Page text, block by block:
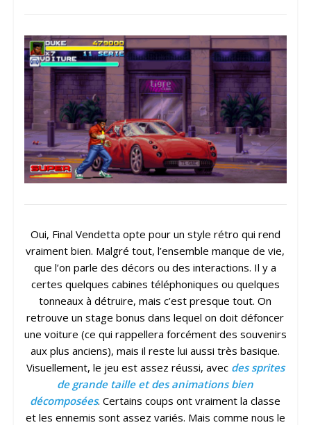
Oui, Final Vendetta opte pour un style rétro qui rend
vraiment bien. Malgré tout, l’ensemble manque de vie,
que l’on parle des décors ou des interactions. Il y a
certes quelques cabines téléphoniques ou quelques
tonneaux à détruire, mais c’est presque tout. On
retrouve un stage bonus dans lequel on doit défoncer
une voiture (ce qui rappellera forcément des souvenirs
aux plus anciens), mais il reste lui aussi très basique.
Visuellement, le jeu est assez réussi, avec des sprites
de grande taille et des animations bien
décomposées. Certains coups ont vraiment la classe
et les ennemis sont assez variés. Mais comme nous le